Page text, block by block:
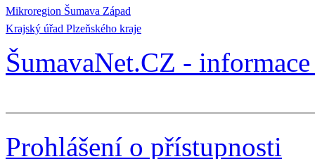
Mikroregion Šumava Západ
Krajský úřad Plzeňského kraje
ŠumavaNet.CZ -
Prohlášení o přístupnosti